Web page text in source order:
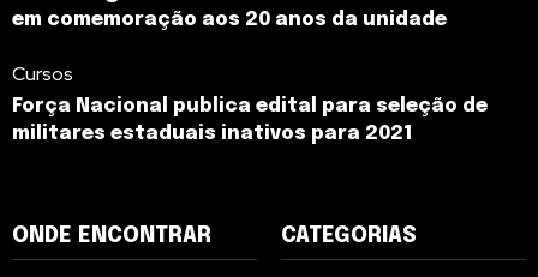
em comemoração aos 20 anos da unidade
Cursos
Força Nacional publica edital para seleção de
militares estaduais inativos para 2021
ONDE ENCONTRAR CATEGORIAS